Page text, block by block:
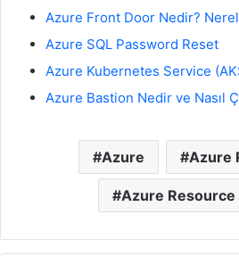
Azure Front Door Nedir?
Azure SQL Password Reset
Azure Kubernetes Service
Azure Bastion Nedir ve Nasıl
Azure Azure
Azure Resource